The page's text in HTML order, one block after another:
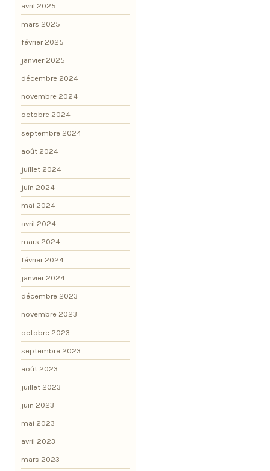
avril 2025
mars 2025
février 2025
janvier 2025
décembre 2024
novembre 2024
octobre 2024
septembre 2024
août 2024
juillet 2024
juin 2024
mai 2024
avril 2024
mars 2024
février 2024
janvier 2024
décembre 2023
novembre 2023
octobre 2023
septembre 2023
août 2023
juillet 2023
juin 2023
mai 2023
avril 2023
mars 2023